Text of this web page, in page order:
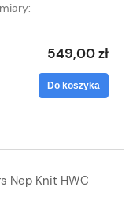
549,00 zł
Do koszyka
Nep Knit HWC